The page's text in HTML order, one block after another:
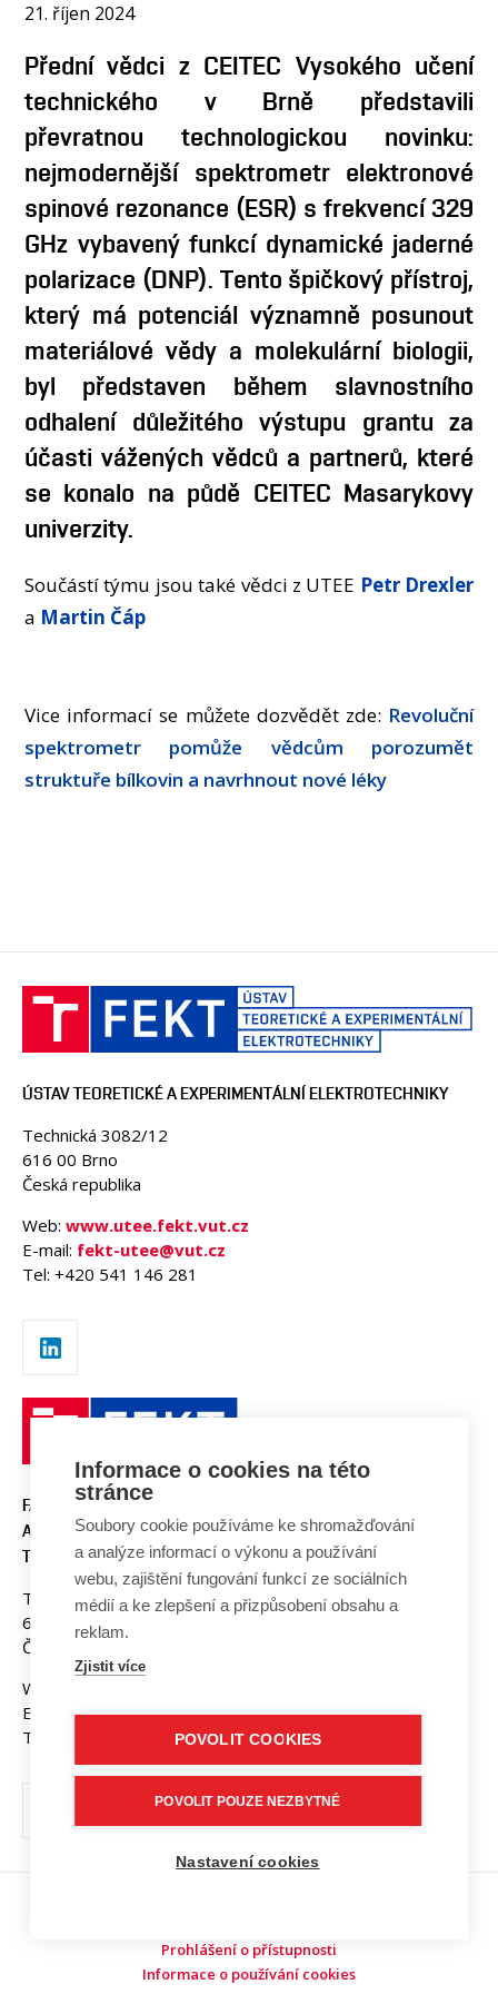
OSOBY
MÉDIA
KONFERENCE A SOUTĚŽE
KONTAKT
21. říjen 2024
Přední vědci z CEITEC Vysokého učení
technického v Brně představili
převratnou technologickou novinku:
nejmodernější spektrometr elektronové
spinové rezonance (ESR) s frekvencí 329
GHz vybavený funkcí dynamické jaderné
polarizace (DNP). Tento špičkový přístroj,
který má potenciál významně posunout
materiálové vědy a molekulární biologii,
byl představen během slavnostního
odhalení důležitého výstupu grantu za
účasti vážených vědců a partnerů, které
se konalo na půdě CEITEC Masarykovy
univerzity.
Součástí týmu jsou také vědci z UTEE Petr Drexler
a Martin Čáp
Vice informací se můžete dozvědět zde: Revoluční
spektrometr pomůže vědcům porozumět
struktuře bílkovin a navrhnout nové léky
ÚSTAV TEORETICKÉ A EXPERIMENTÁLNÍ ELEKTROTECHNIKY
Technická 3082/12
616 00 Brno
Česká republika
Web: www.utee.fekt.vut.cz
E-mail: fekt-utee@vut.cz
Tel: +420 541 146 281
FAKULTA ELEKTROTECHNIKY
A KOMUNIKAČNÍCH
TECHNOLOGIÍ, VUT V BRNĚ
Technická 3058/10
616 00 Brno
Česká republika
Web:
E-mail:fekt-info@vut.cz
Tel: +420 541 141 111
Prohlášení o přístupnosti
Informace o používání cookies
Informace o cookies na této
stránce
Soubory cookie používáme ke shromažďování
a analýze informací o výkonu a používání
webu, zajištění fungování funkcí ze sociálních
médií a ke zlepšení a přizpůsobení obsahu a
reklam.
Zjistit více
POVOLIT COOKIES
POVOLIT POUZE NEZBYTNÉ
Nastavení cookies